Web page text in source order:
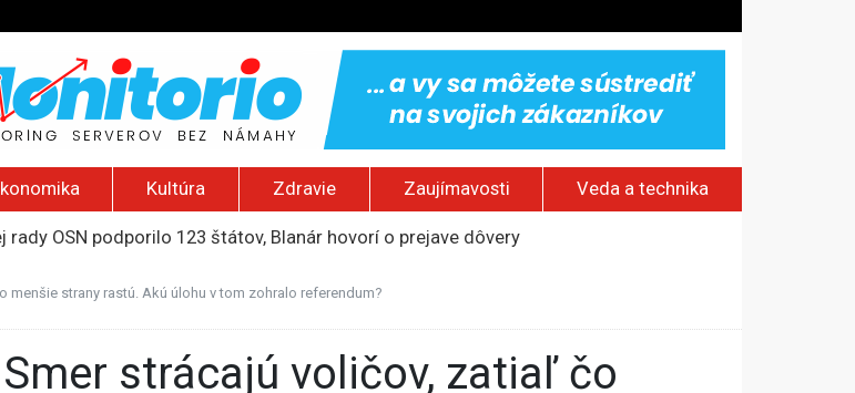
Kultúra Zdravie Zaujímavosti Veda a technika
OSN podporilo 123 štátov, Blanár hovorí o prejave dôvery
obeťami sexuálneho zneužívania kňazmi
menšie strany rastú. Akú úlohu v tom zohralo referendum?